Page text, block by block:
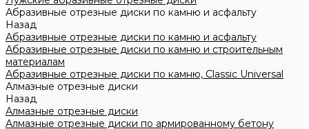
Абразивные отрезные диски по камню и асфальту
Назад
Абразивные отрезные диски по камню и асфальту
Абразивные отрезные диски по камню и строительным
материалам
Абразивные отрезные диски по камню, Classic Universal
Алмазные отрезные диски
Назад
Алмазные отрезные диски
Алмазные отрезные диски по армированному бетону